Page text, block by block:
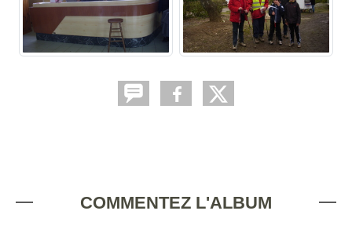
COMMENTEZ L'ALBUM